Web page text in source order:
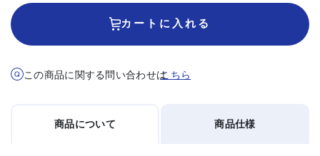
カートに入れる
この商品に関する問い合わせはこちら
商品について 商品仕様